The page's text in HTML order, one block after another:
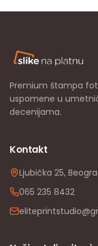
Premium štampa
uspomene u
decenijama.
Kontakt
Ljubička 25,
065 235 8432